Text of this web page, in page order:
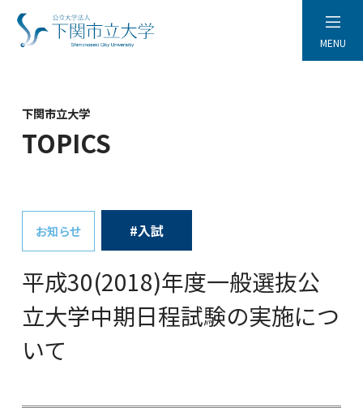
MENU
下関市立大学
TOPICS
お知らせ #入試
平成30(2018)年度一般選抜公
立大学中期日程試験の実施につ
いて